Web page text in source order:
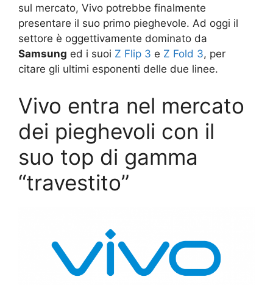
sul mercato, Vivo potrebbe finalmente
presentare il suo primo pieghevole. Ad oggi il
settore è oggettivamente dominato da
Samsung ed i suoi Z Flip 3 e Z Fold 3, per
citare gli ultimi esponenti delle due linee.
Vivo entra nel mercato
dei pieghevoli con il
suo top di gamma
“travestito”